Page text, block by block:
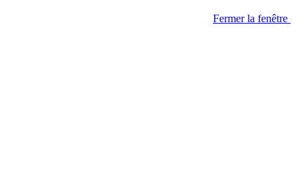
Fermer la fenêtre